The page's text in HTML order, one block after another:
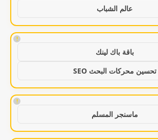
عالم الشباب
!
باقة باك لينك
تحسين محركات البحث SEO
!
ماسنجر المسلم